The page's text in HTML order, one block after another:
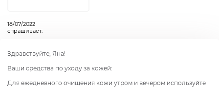
18/07/2022
спрашивает:
Здравствуйте, Яна!
Ваши средства по уходу за кожей:
Для ежедневного очищения кожи утром и вечером используйте